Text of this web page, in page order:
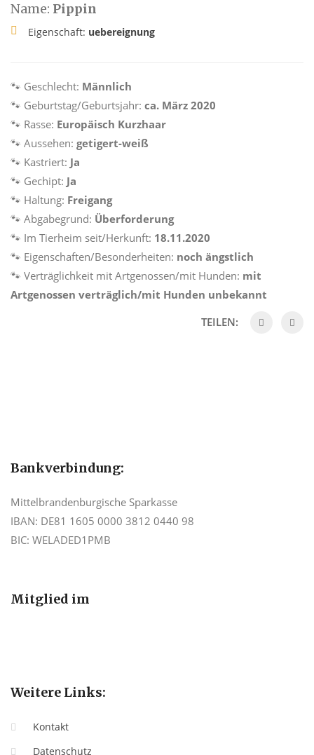
Name: Pippin
Eigenschaft: uebereignung
🐾 Geschlecht: Männlich
🐾 Geburtstag/Geburtsjahr: ca. März 2020
🐾 Rasse: Europäisch Kurzhaar
🐾 Aussehen: getigert-weiß
🐾 Kastriert: Ja
🐾 Gechipt: Ja
🐾 Haltung: Freigang
🐾 Abgabegrund: Überforderung
🐾 Im Tierheim seit/Herkunft: 18.11.2020
🐾 Eigenschaften/Besonderheiten: noch ängstlich
🐾 Verträglichkeit mit Artgenossen/mit Hunden: mit
Artgenossen verträglich/mit Hunden unbekannt
TEILEN:
Bankverbindung:
Mittelbrandenburgische Sparkasse
IBAN: DE81 1605 0000 3812 0440 98
BIC: WELADED1PMB
Mitglied im
Weitere Links:
Kontakt
Datenschutz